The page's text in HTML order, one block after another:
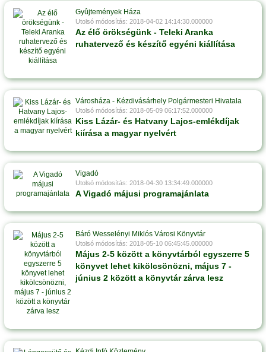
Gyûjtemények Háza
Utolsó módosítás: 2018-04-02 14:14:30.000000
Az élő örökségünk - Teleki Aranka
ruhatervező és készítő egyéni kiállítása
Városháza - Kézdivásárhely Polgármesteri Hivatala
Utolsó módosítás: 2018-05-09 06:17:52.000000
Kiss Lázár- és Hatvany Lajos-emlékdíjak
kiírása a magyar nyelvért
Vigadó
Utolsó módosítás: 2018-04-30 13:34:49.000000
A Vigadó májusi programajánlata
Báró Wesselényi Miklós Városi Könyvtár
Utolsó módosítás: 2018-05-10 06:45:45.000000
Május 2-5 között a könyvtárból egyszerre 5
könyvet lehet kikölcsönözni, május 7 -
június 2 között a könyvtár zárva lesz